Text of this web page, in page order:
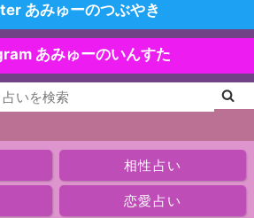
あみゅーのつぶやき
あみゅーのいんすた
相性占い
恋愛占い